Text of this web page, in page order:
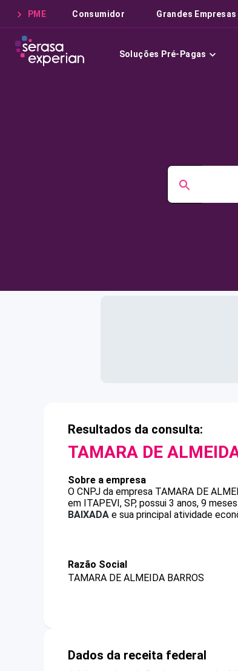
PME Consumidor Grandes Empresas
Soluções Pré-Pagas
Resultados da consulta:
TAMARA DE
Sobre a empresa
O CNPJ da empresa TAMARA DE
em ITAPEVI, SP, possui 3 anos, 9
BAIXADA e sua principal atividade
Razão Social
TAMARA DE ALMEIDA BARROS
Dados da receita federal